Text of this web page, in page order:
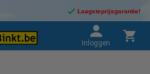
Laagsteprijsgarantie!
Inloggen